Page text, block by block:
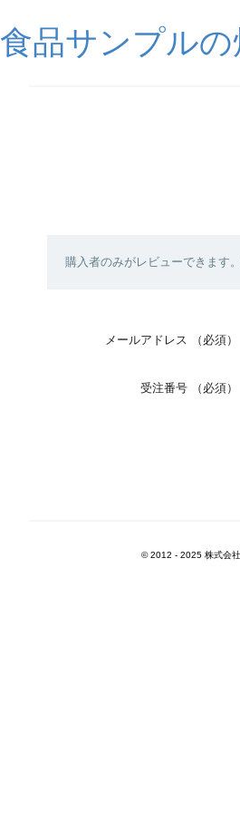
食品サンプルの
購入者のみがレビューできます
メールアドレス （必須）
受注番号 （必須）
© 2012 - 2025 株式会